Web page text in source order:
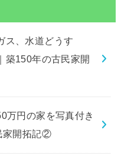
ス、水道どうす
築150年の古民家開
万円の家を写真付き
家開拓記②